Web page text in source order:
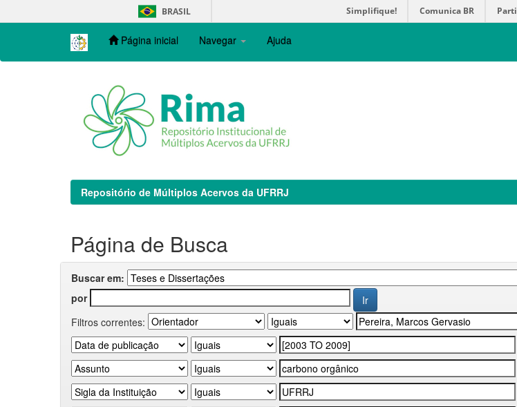
navigation
BRASIL Simplifique! Comunica BR
Página inicial Navegar Ajuda
Repositório de Múltiplos Acervos da UFRRJ
Página de Busca
Buscar em:
por
Filtros correntes: